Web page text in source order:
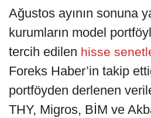
Ağustos ayının sonuna
kurumların model
tercih edilen hisse
Foreks Haber’in takip
portföyden derlenen
THY, Migros, BİM ve